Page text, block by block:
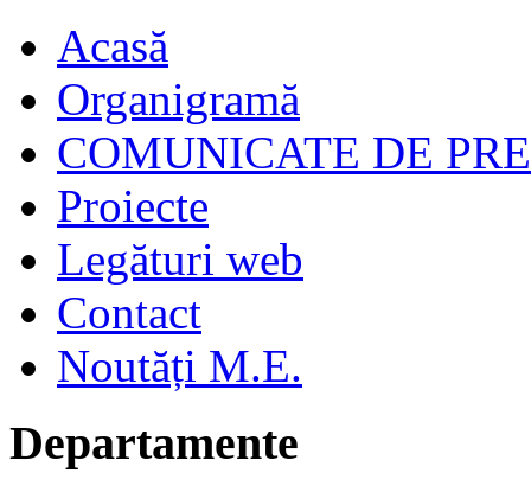
Acasă
Organigramă
COMUNICATE DE
Proiecte
Legături web
Contact
Noutăți M.E.
Departamente